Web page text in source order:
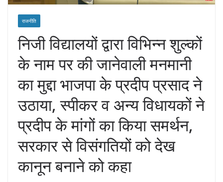
राजनीति
निजी विद्यालयों द्वारा विभिन्न शुल्कों
के नाम पर की जानेवाली मनमानी
का मुद्दा भाजपा के प्रदीप प्रसाद ने
उठाया, स्पीकर व अन्य विधायकों ने
प्रदीप के मांगों का किया समर्थन,
सरकार से विसंगतियों को देख
कानून बनाने को कहा